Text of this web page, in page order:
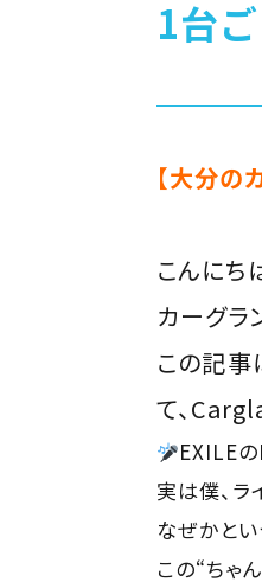
1台
【大分の
こんにち
カーグラ
この記事
て、
EXILE
実は僕、ラ
なぜかとい
この“ちゃ